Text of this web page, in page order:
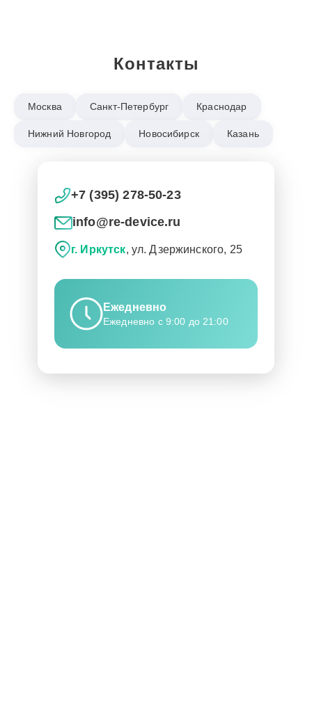
Контакты
Москва Санкт-Петербург Краснодар
Нижний Новгород Новосибирск Казань
+7 (395) 278-50-23
info@re-device.ru
г. Иркутск, ул. Дзержинского, 25
Ежедневно
Ежедневно с 9:00 до 21:00